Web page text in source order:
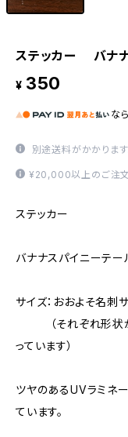
ステッカー バナ
¥ 350
なら
別途送料がかかります
¥20,000以上のご注文
ステッカー
バナナスパイニーテー
サイズ：おおよそ名刺
（それぞれ形状が
っています）
ツヤのあるUVラミネ
ています。